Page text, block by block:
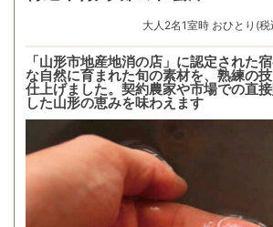
大人 2名1室時 おひとり(税
「山形市地産地消の店」に認定された
な自然に育まれた旬の素材を、熟練の
仕上げました。契約農家や市場での直
した山形の恵みを味わえます